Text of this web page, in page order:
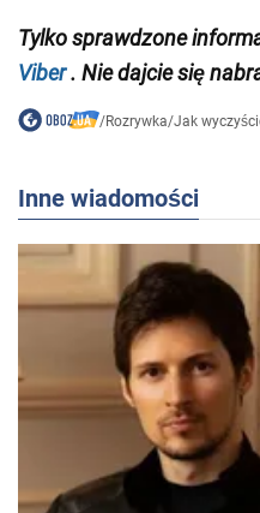
Tylko sprawdzone
Viber. Nie dajcie się
/Rozrywka/Jak
Inne wiadomości